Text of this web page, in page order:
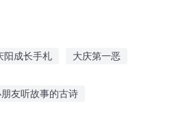
阳成长手札 大庆第一恶
友听故事的古诗